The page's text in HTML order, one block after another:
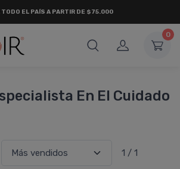
TODO EL PAÍS A PARTIR DE $75.000
0
En El Cuidado
1 / 1